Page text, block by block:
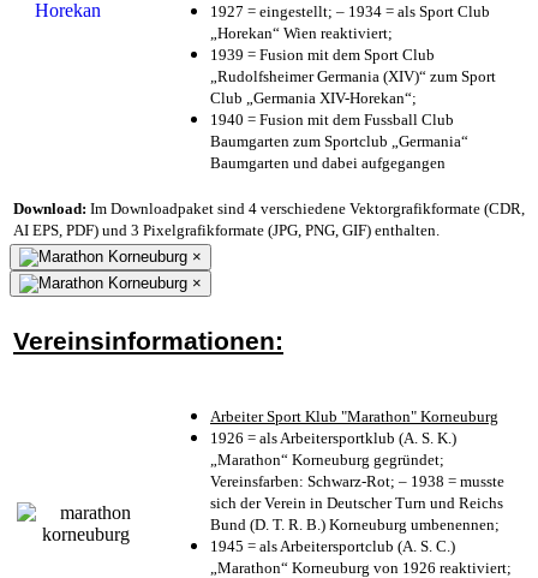
1927 = eingestellt; – 1934 = als Sport Club
„Horekan“ Wien reaktiviert;
1939 = Fusion mit dem Sport Club
„Rudolfsheimer Germania (XIV)“ zum Sport
Club „Germania XIV-Horekan“;
1940 = Fusion mit dem Fussball Club
Baumgarten zum Sportclub „Germania“
Baumgarten und dabei aufgegangen
Download: Im Downloadpaket sind 4 verschiedene Vektorgrafikformate (CDR,
AI EPS, PDF) und 3 Pixelgrafikformate (JPG, PNG, GIF) enthalten.
×
×
Vereinsinformationen:
Arbeiter Sport Klub "Marathon" Korneuburg
1926 = als Arbeitersportklub (A. S. K.)
„Marathon“ Korneuburg gegründet;
Vereinsfarben: Schwarz-Rot; – 1938 = musste
sich der Verein in Deutscher Turn und Reichs
Bund (D. T. R. B.) Korneuburg umbenennen;
1945 = als Arbeitersportclub (A. S. C.)
„Marathon“ Korneuburg von 1926 reaktiviert;